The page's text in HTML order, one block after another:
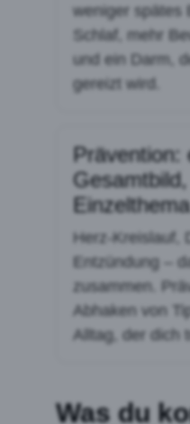
weniger spätes
Schlaf, mehr
und ein Darm,
gereizt wird.
Prävention:
Einzelthema
Herz-Kreislauf,
Entzündung –
zusammen.
Abhaken von
Alltag, der dich
Was du